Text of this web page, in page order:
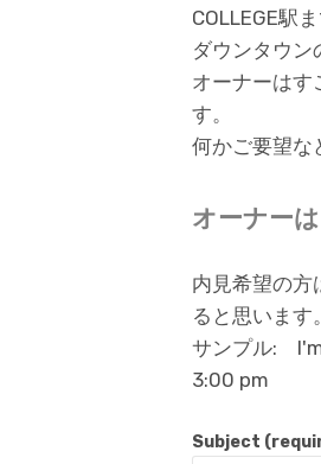
COLLEGE駅
ダウンタウン
オーナーはす
す。
何かご要望な
オーナー
内見希望の方
ると思います
サンプル:
3:00 pm
Subject